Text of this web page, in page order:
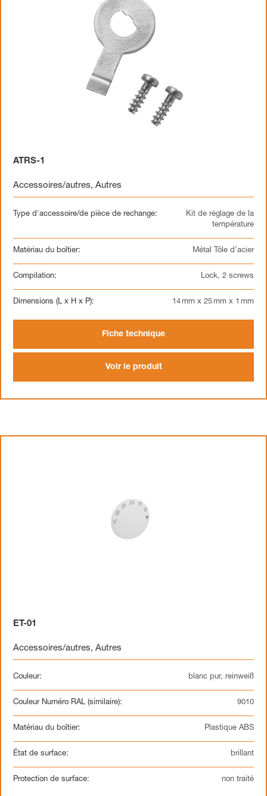
ATRS-1
Accessoires/autres, Autres
Type d'accessoire/de pièce de rechange:
Kit de réglage de la
température
Matériau du boîtier: Métal Tôle d’acier
Compilation: Lock, 2 screws
Dimensions (L x H x P): 14 mm x 25 mm x 1 mm
Fiche technique
Voir le produit
ET-01
Accessoires/autres, Autres
Couleur: blanc pur, reinweiß
Couleur Numéro RAL (similaire): 9010
Matériau du boîtier: Plastique ABS
État de surface: brillant
Protection de surface: non traité